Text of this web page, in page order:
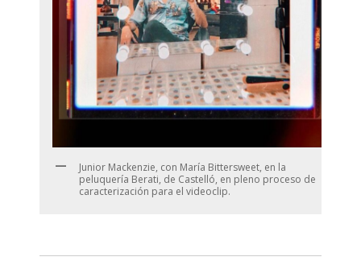
Junior Mackenzie, con María Bittersweet, en la
peluquería Berati, de Castelló, en pleno proceso de
caracterización para el videoclip.